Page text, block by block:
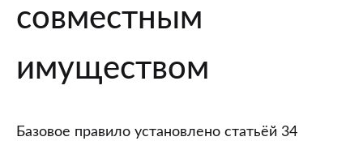
совместным
имуществом
Базовое правило установлено статьёй 34